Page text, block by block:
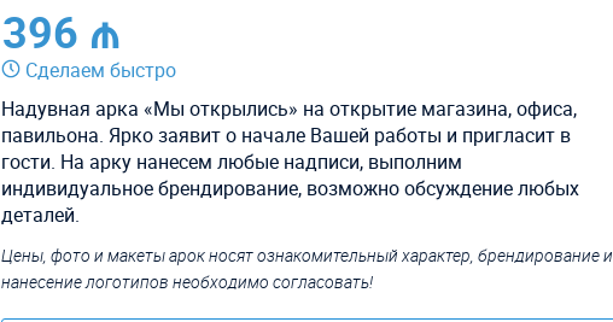
396 ₼
Сделаем быстро
Надувная арка «Мы открылись» на открытие магазина, офиса,
павильона. Ярко заявит о начале Вашей работы и пригласит в
гости. На арку нанесем любые надписи, выполним
индивидуальное брендирование, возможно обсуждение любых
деталей.
Цены, фото и макеты арок носят ознакомительный характер, брендирование и
нанесение логотипов необходимо согласовать!